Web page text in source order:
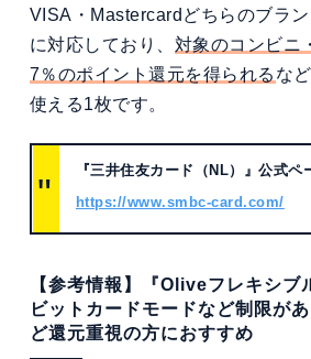
VISA・Mastercardどちらのブラ
に対応しており、 対象のコンビニ
7％のポイント還元を得られる な
使える1枚です。
『三井住友カード（NL）』公式ペ
https://www.smbc-card.com/
【参考情報】『Oliveフレキシブ
ビットカードモードなど制限が
ど還元重視の方におすすめ